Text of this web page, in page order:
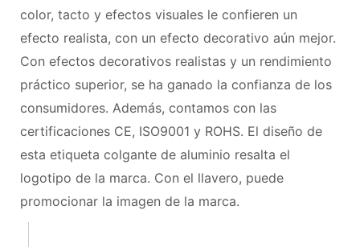
color, tacto y efectos visuales le confieren un
efecto realista, con un efecto decorativo aún mejor.
Con efectos decorativos realistas y un rendimiento
práctico superior, se ha ganado la confianza de los
consumidores. Además, contamos con las
certificaciones CE, ISO9001 y ROHS. El diseño de
esta etiqueta colgante de aluminio resalta el
logotipo de la marca. Con el llavero, puede
promocionar la imagen de la marca.